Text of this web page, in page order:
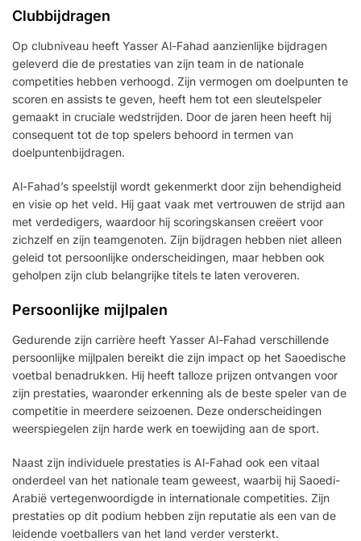
Clubbijdragen
Op clubniveau heeft Yasser Al-Fahad aanzienlijke bijdragen
geleverd die de prestaties van zijn team in de nationale
competities hebben verhoogd. Zijn vermogen om doelpunten te
scoren en assists te geven, heeft hem tot een sleutelspeler
gemaakt in cruciale wedstrijden. Door de jaren heen heeft hij
consequent tot de top spelers behoord in termen van
doelpuntenbijdragen.
Al-Fahad’s speelstijl wordt gekenmerkt door zijn behendigheid
en visie op het veld. Hij gaat vaak met vertrouwen de strijd aan
met verdedigers, waardoor hij scoringskansen creëert voor
zichzelf en zijn teamgenoten. Zijn bijdragen hebben niet alleen
geleid tot persoonlijke onderscheidingen, maar hebben ook
geholpen zijn club belangrijke titels te laten veroveren.
Persoonlijke mijlpalen
Gedurende zijn carrière heeft Yasser Al-Fahad verschillende
persoonlijke mijlpalen bereikt die zijn impact op het Saoedische
voetbal benadrukken. Hij heeft talloze prijzen ontvangen voor
zijn prestaties, waaronder erkenning als de beste speler van de
competitie in meerdere seizoenen. Deze onderscheidingen
weerspiegelen zijn harde werk en toewijding aan de sport.
Naast zijn individuele prestaties is Al-Fahad ook een vitaal
onderdeel van het nationale team geweest, waarbij hij Saoedi-
Arabië vertegenwoordigde in internationale competities. Zijn
prestaties op dit podium hebben zijn reputatie als een van de
leidende voetballers van het land verder versterkt.